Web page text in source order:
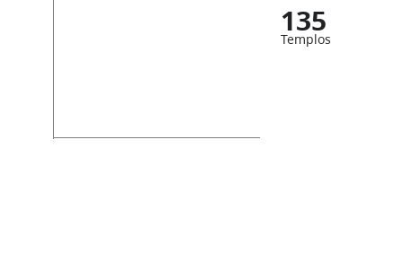
135
Templos